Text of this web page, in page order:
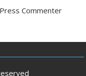
Commenter